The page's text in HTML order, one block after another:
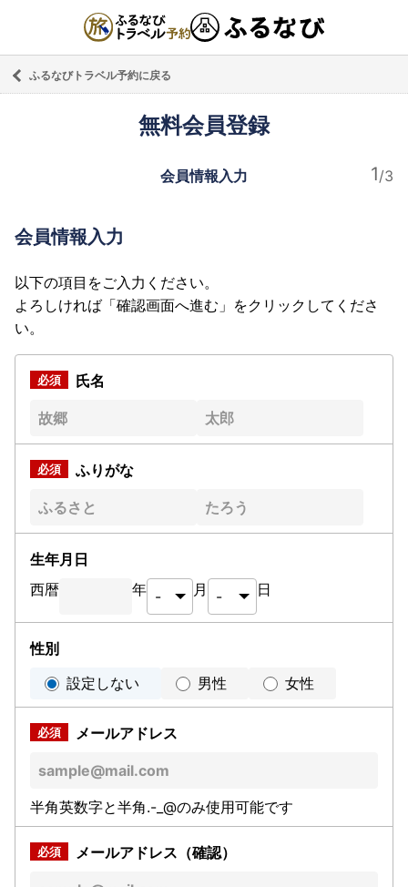
ふるなびトラベル予約に戻る
無料会員登録
会員情報入力
会員情報入力
以下の項目をご入力ください。
よろしければ「確認画面へ進む」をクリックしてくださ
い。
氏名
ふりがな
生年月日
西暦
年 月 日
性別
設定しない
男性 女性
メールアドレス
半角英数字と半角.-_@のみ使用可能です
メールアドレス（確認）